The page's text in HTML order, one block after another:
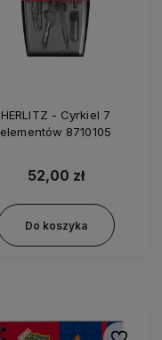
HERLITZ - Cyrkiel 7
elementów 8710105
52,00 zł
Do koszyka